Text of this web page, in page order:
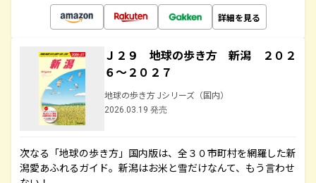
詳細を見る
Ｊ２９ 地球の歩き方 新潟 ２０２
６～２０２７
地球の歩き方 Jシリーズ（国内）
2026.03.19 発売
次なる「地球の歩き方」国内版は、全３０市町村を網羅した新
潟愛あふれるガイド。新潟はお米と雪だけなんて、もう言わせ